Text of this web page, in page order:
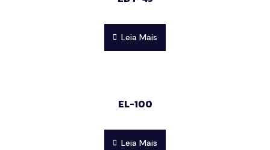
Leia Mais
EL-100
Leia Mais